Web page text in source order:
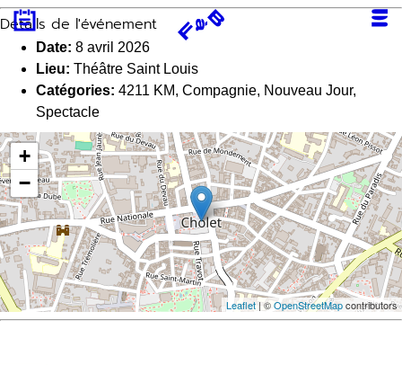
Aller
au
contenu
Détails de l'événement
Date: 8 avril 2026
Lieu: Théâtre Saint Louis
Catégories: 4211 KM, Compagnie, Nouveau Jour,
Spectacle
+
−
Leaflet| ©OpenStreetMapcontributors